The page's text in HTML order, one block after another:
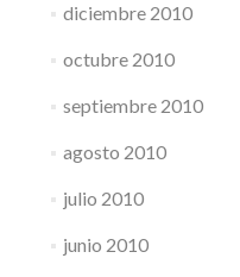
diciembre 2010
octubre 2010
septiembre 2010
agosto 2010
julio 2010
junio 2010